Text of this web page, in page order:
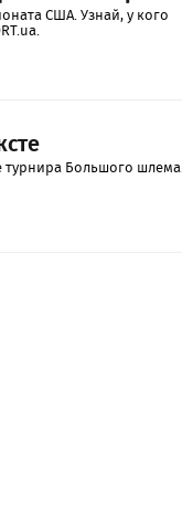
США. Узнай, у кого
Большого